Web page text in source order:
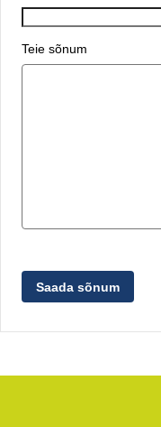
Teie sõnum
Saada sõnum